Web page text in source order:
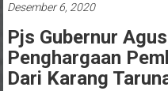
Desember 6, 2020
Pjs Gubernur
Penghargaan
Dari Karang